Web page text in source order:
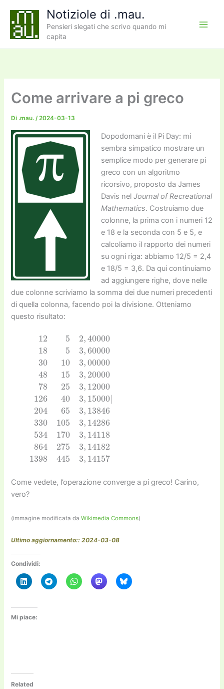
contenuto
Notiziole di .mau.
Pensieri slegati che scrivo quando mi
capita
Come arrivare a pi greco
Di .mau./2024-03-13
Dopodomani è il Pi Day: mi
sembra simpatico mostrare un
semplice modo per generare pi
greco con un algoritmo
ricorsivo, proposto da James
Davis nelJournal of Recreational
Mathematics. Costruiamo due
colonne, la prima con i numeri 12
e 18 e la seconda con 5 e 5, e
calcoliamo il rapporto dei numeri
su ogni riga: abbiamo 12/5 = 2,4
e 18/5 = 3,6. Da qui continuiamo
ad aggiungere righe, dove nelle
due colonne scriviamo la somma dei due numeri precedenti
di quella colonna, facendo poi la divisione. Otteniamo
questo risultato:
4000018 3,60000
Come vedete, l’operazione converge a pi greco! Carino,
vero?
(immagine modificata daWikimedia Commons)
Ultimo aggiornamento:: 2024-03-08
Condividi:
Mi piace:
Related